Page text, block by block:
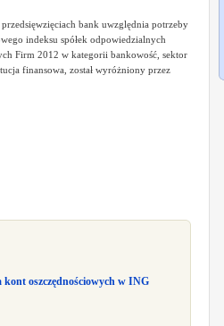
bank uwzględnia potrzeby
indeksu spółek odpowiedzialnych
Firm 2012 w kategorii bankowość, sektor
finansowa, został wyróżniony przez
oszczędnościowych w ING